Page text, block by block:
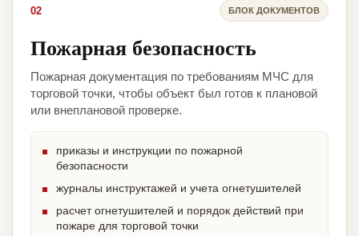
02 БЛОК ДОКУМЕНТОВ
Пожарная безопасность
Пожарная документация по требованиям МЧС для
торговой точки, чтобы объект был готов к плановой
или внеплановой проверке.
приказы и инструкции по пожарной
безопасности
журналы инструктажей и учета огнетушителей
расчет огнетушителей и порядок действий при
пожаре для торговой точки